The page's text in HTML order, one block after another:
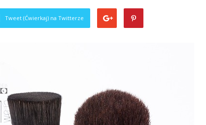
Tweet (Ćwierkaj) na Twitterze